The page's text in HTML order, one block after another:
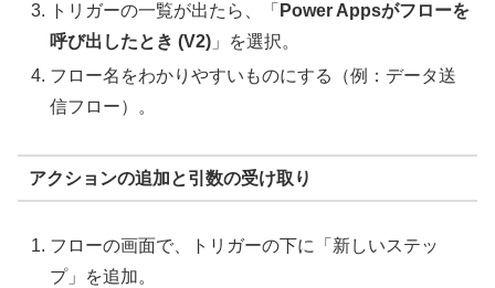
トリガーの一覧が出たら、「 Power Appsがフローを
呼び出したとき (V2) 」を選択。
フロー名をわかりやすいものにする（例： データ送
信フロー）。
アクションの追加と引数の受け取り
フローの画面で、トリガーの下に「新しいステッ
プ」を追加。